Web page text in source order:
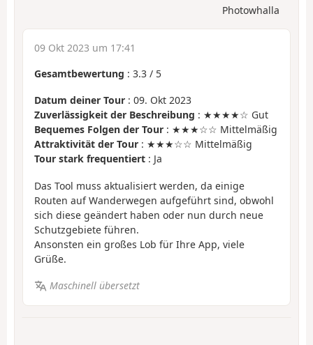
Photowhalla
09 Okt 2023 um 17:41
Gesamtbewertung : 3.3 / 5
Datum deiner Tour : 09. Okt 2023
Zuverlässigkeit der Beschreibung : ★★★★☆ Gut
Bequemes Folgen der Tour : ★★★☆☆ Mittelmäßig
Attraktivität der Tour : ★★★☆☆ Mittelmäßig
Tour stark frequentiert : Ja
Das Tool muss aktualisiert werden, da einige
Routen auf Wanderwegen aufgeführt sind, obwohl
sich diese geändert haben oder nun durch neue
Schutzgebiete führen.
Ansonsten ein großes Lob für Ihre App, viele
Grüße.
Maschinell übersetzt